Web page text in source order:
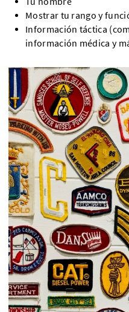
Mostrar tu rango y
Información táctica
información médica y